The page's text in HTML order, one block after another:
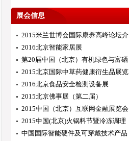
展会信息
2015米兰世博会国际康养高峰论坛介
2016北京智能家居展
第20届中国（北京）有机绿色与富硒
2015北京国际中草药健康衍生品展览
2016北京食品安全检测设备展
2015北京佛事展（第二届）
2015中国（北京）互联网金融展览会
2015中国(北京)火锅料节暨冷冻调理
中国国际智能硬件及可穿戴技术产品